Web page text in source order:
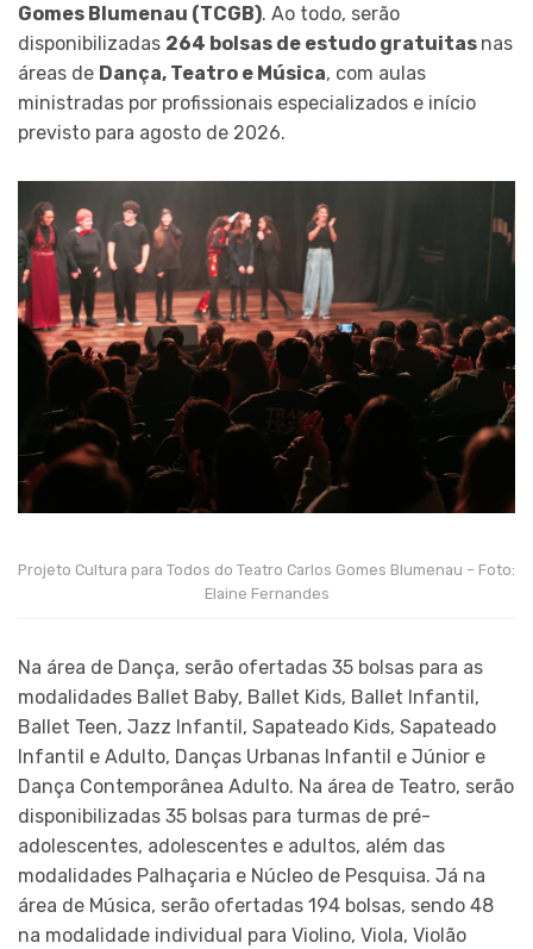
Gomes Blumenau (TCGB). Ao todo, serão
disponibilizadas 264 bolsas de estudo gratuitas nas
áreas de Dança, Teatro e Música, com aulas
ministradas por profissionais especializados e início
previsto para agosto de 2026.
Projeto Cultura para Todos do Teatro Carlos Gomes Blumenau – Foto:
Elaine Fernandes
Na área de Dança, serão ofertadas 35 bolsas para as
modalidades Ballet Baby, Ballet Kids, Ballet Infantil,
Ballet Teen, Jazz Infantil, Sapateado Kids, Sapateado
Infantil e Adulto, Danças Urbanas Infantil e Júnior e
Dança Contemporânea Adulto. Na área de Teatro, serão
disponibilizadas 35 bolsas para turmas de pré-
adolescentes, adolescentes e adultos, além das
modalidades Palhaçaria e Núcleo de Pesquisa. Já na
área de Música, serão ofertadas 194 bolsas, sendo 48
na modalidade individual para Violino, Viola, Violão